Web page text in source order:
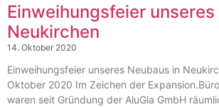
Einweihungsfeier
Neukirchen
14. Oktober 2020
Einweihungsfeier unseres Neubaus in
Oktober 2020 Im Zeichen der
waren seit Gründung der AluGla GmbH